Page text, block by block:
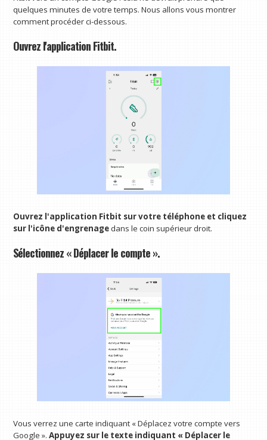
quelques minutes de votre temps. Nous allons vous montrer
comment procéder ci-dessous.
Ouvrez l'application Fitbit.
Ouvrez l'application Fitbit sur votre téléphone et cliquez
sur l'icône d'engrenagedans le coin supérieur droit.
Sélectionnez « Déplacer le compte ».
Vous verrez une carte indiquant « Déplacez votre compte vers
Google ».Appuyez sur le texte indiquant « Déplacer le